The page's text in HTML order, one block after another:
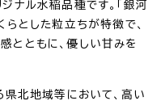
ナル水稲品種です。「銀河
らとした粒立ちが特徴で、
とともに、優しい甘みを
県北地域等において、高い